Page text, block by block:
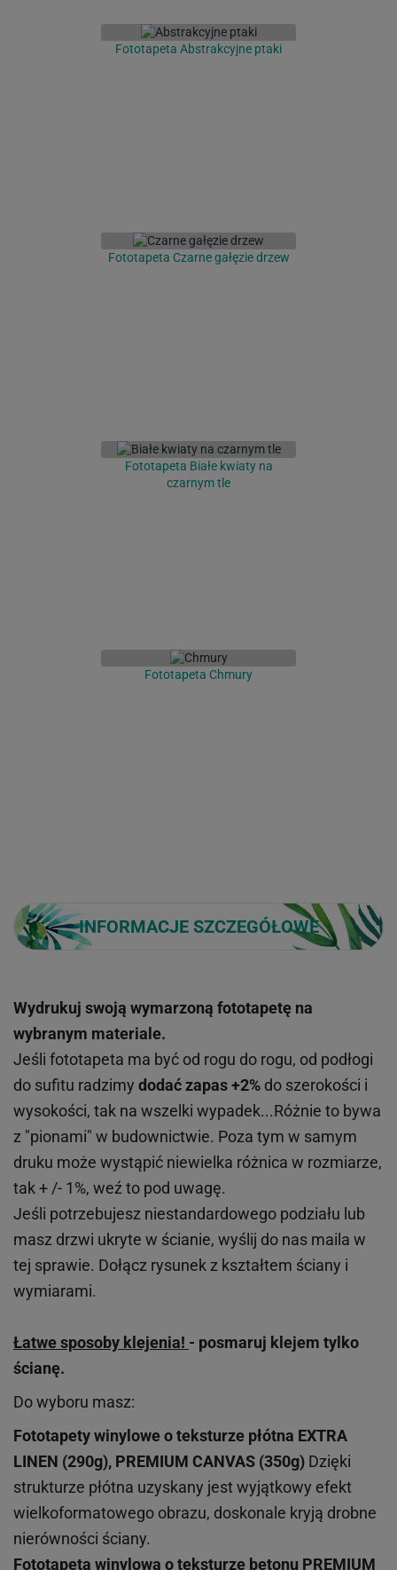
Fototapeta Abstrakcyjne ptaki
Fototapeta Czarne gałęzie drzew
Fototapeta Białe kwiaty na
czarnym tle
Fototapeta Chmury
INFORMACJE SZCZEGÓŁOWE
Wydrukuj swoją wymarzoną fototapetę na
wybranym materiale.
Jeśli fototapeta ma być od rogu do rogu, od podłogi
do sufitu radzimy dodać zapas +2% do szerokości i
wysokości, tak na wszelki wypadek...Różnie to bywa
z "pionami" w budownictwie. Poza tym w samym
druku może wystąpić niewielka różnica w rozmiarze,
tak + /- 1%, weź to pod uwagę.
Jeśli potrzebujesz niestandardowego podziału lub
masz drzwi ukryte w ścianie, wyślij do nas maila w
tej sprawie. Dołącz rysunek z kształtem ściany i
wymiarami.
Łatwe sposoby klejenia! - posmaruj klejem tylko
ścianę.
Do wyboru masz:
Fototapety winylowe oteksturze płótna EXTRA
LINEN (290g), PREMIUM CANVAS (350g) Dzięki
strukturze płótna uzyskany jest wyjątkowy efekt
wielkoformatowego obrazu, doskonale kryją drobne
nierówności ściany.
Fototapeta winylowa oteksturze betonu PREMIUM